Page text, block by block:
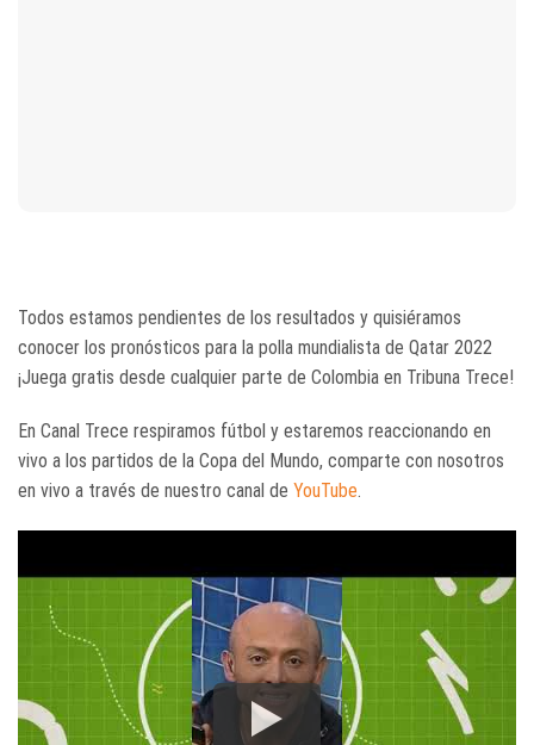
Todos estamos pendientes de los resultados y quisiéramos
conocer los pronósticos para la polla mundialista de Qatar 2022
¡Juega gratis desde cualquier parte de Colombia en Tribuna Trece!
En Canal Trece respiramos fútbol y estaremos reaccionando en
vivo a los partidos de la Copa del Mundo, comparte con nosotros
en vivo a través de nuestro canal de YouTube.